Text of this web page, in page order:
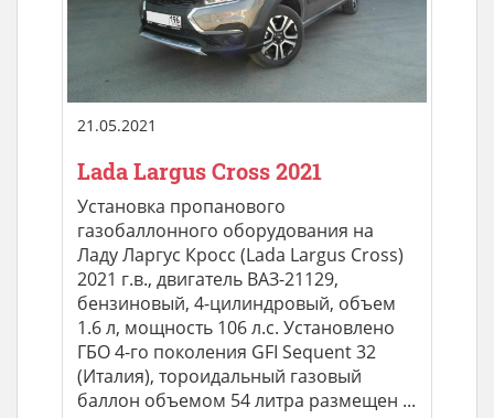
21.05.2021
Lada Largus Cross 2021
Установка пропанового
газобаллонного оборудования на
Ладу Ларгус Кросс (Lada Largus Cross)
2021 г.в., двигатель ВАЗ-21129,
бензиновый, 4-цилиндровый, объем
1.6 л, мощность 106 л.с. Установлено
ГБО 4-го поколения GFI Sequent 32
(Италия), тороидальный газовый
баллон объемом 54 литра размещен ...